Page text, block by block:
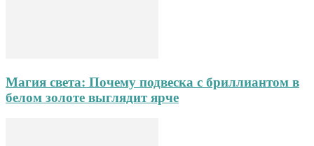
Магия света: Почему подвеска с бриллиантом в
белом золоте выглядит ярче